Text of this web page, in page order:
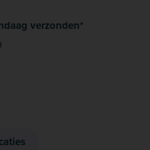
verzonden*